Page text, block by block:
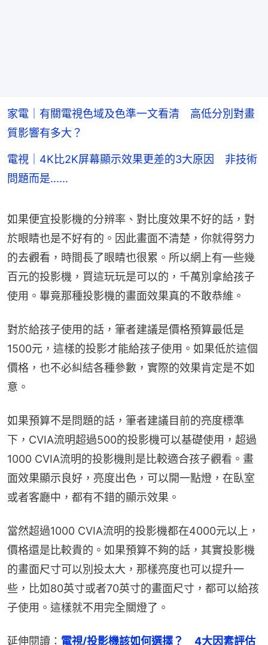
家電｜有關電視色域及色準一文看清 高低分別對畫
質影響有多大？
電視｜4K比2K屏幕顯示效果更差的3大原因 非技術
問題而是......
如果便宜投影機的分辨率、對比度效果不好的話，對
於眼睛也是不好有的。因此畫面不清楚，你就得努力
的去觀看，時間長了眼睛也很累。所以網上有一些幾
百元的投影機，買這玩玩是可以的，千萬別拿給孩子
使用。畢竟那種投影機的畫面效果真的不敢恭維。
對於給孩子使用的話，筆者建議是價格預算最低是
1500元，這樣的投影才能給孩子使用。如果低於這個
價格，也不必糾結各種參數，實際的效果肯定是不如
意。
如果預算不是問題的話，筆者建議目前的亮度標準
下，CVIA流明超過500的投影機可以基礎使用，超過
1000 CVIA流明的投影機則是比較適合孩子觀看。畫
面效果顯示良好，亮度出色，可以開一點燈，在臥室
或者客廳中，都有不錯的顯示效果。
當然超過1000 CVIA流明的投影機都在4000元以上，
價格還是比較貴的。如果預算不夠的話，其實投影機
的畫面尺寸可以別投太大，那樣亮度也可以提升一
些，比如80英寸或者70英寸的畫面尺寸，都可以給孩
子使用。這樣就不用完全關燈了。
延伸閱讀： 電視/投影機該如何選擇？　4大因素評估